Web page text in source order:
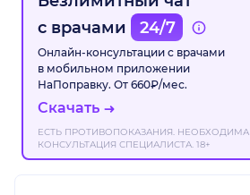
с врачами
24/7
Онлайн-консультации с врачами
в мобильном приложении
НаПоправку. От 660₽/мес.
Скачать
ЕСТЬ ПРОТИВОПОКАЗАНИЯ. НЕОБХОДИМА
КОНСУЛЬТАЦИЯ СПЕЦИАЛИСТА. 18+